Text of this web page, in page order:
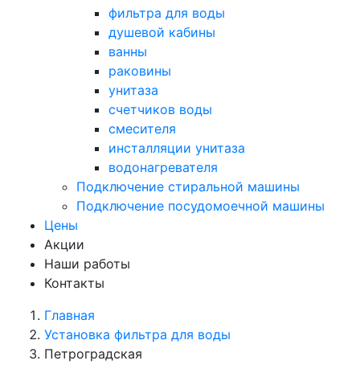
фильтра для воды
душевой кабины
ванны
раковины
унитаза
счетчиков воды
смесителя
инсталляции унитаза
водонагревателя
Подключение стиральной машины
Подключение посудомоечной машины
Цены
Акции
Наши работы
Контакты
Главная
Установка фильтра для воды
Петроградская